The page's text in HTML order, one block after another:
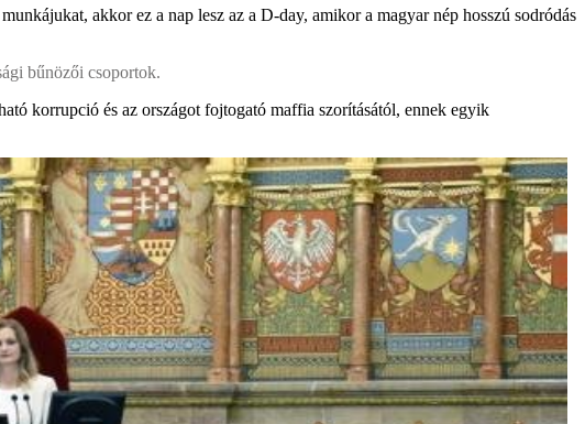
akkor ez a nap lesz az a D-day, amikor a magyar nép hosszú sodródás
bűnözői csoportok.
korrupció és az országot fojtogató maffia szorításától, ennek egyik